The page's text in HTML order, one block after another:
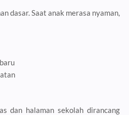
dasar. Saat anak merasa nyaman,
dan halaman sekolah dirancang